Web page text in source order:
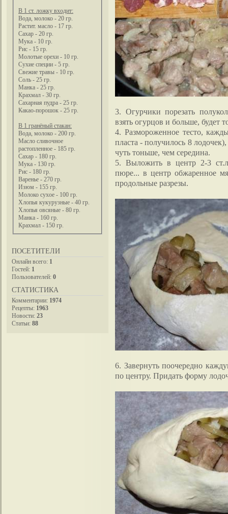
В 1 ст. ложку входит:
Вода, молоко - 20 гр.
Растит. масло - 17 гр.
Сахар - 20 гр.
Мука - 10 гр.
Рис - 15 гр.
Молотые орехи - 10 гр.
Сухие специи - 5 гр.
Свежие травы - 10 гр.
Соль - 25 гр.
Манка - 25 гр.
Крахмал - 30 гр.
Сахарная пудра - 25 гр.
Какао-порошок - 25 гр.
В 1 гранёный стакан:
Вода, молоко - 200 гр.
Масло сливочное
растопленное - 185 гр.
Сахар - 180 гр.
Мука - 130 гр.
Рис - 180 гр.
Варенье - 270 гр.
Изюм - 155 гр.
Молоко сухое - 100 гр.
Хлопья кукурузные - 40 гр.
Хлопья овсяные - 80 гр.
Манка - 160 гр.
Крахмал - 150 гр.
ПОСЕТИТЕЛИ
Онлайн всего: 1
Гостей: 1
Пользователей: 0
СТАТИСТИКА
Комментарии: 1974
Рецепты: 1963
Новости: 23
Статьи: 88
3. Огурчики порезать
взять огурцов и больше, будет
4. Размороженное тесто,
пласта - получилось 8
чуть тоньше, чем середина.
5. Выложить в центр 2-3
пюре... в центр обжаренное
продольные разрезы.
6. Завернуть поочередно
по центру. Придать форму